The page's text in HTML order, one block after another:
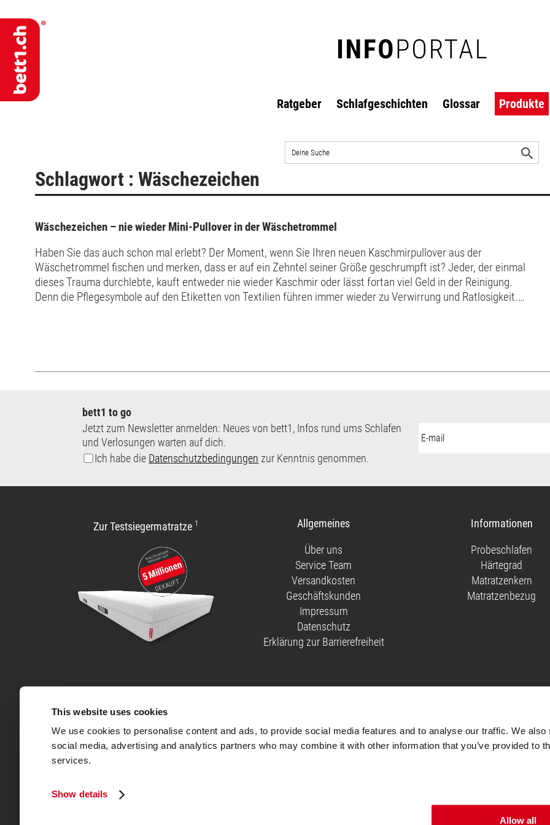
This website uses cookies
We use cookies to personalise content and ads, to provide social media features and to analyse our traffic. We
social media, advertising and analytics partners who may combine it with other information that you’ve provided to
services.
Show details
Allow all
Ratgeber Schlafgeschichten Glossar Produkte
der
Schlagwort : Wäschezeichen
Wäschezeichen – nie wieder Mini-Pullover in der Wäschetrommel
Haben Sie das auch schon mal erlebt? Der Moment, wenn Sie Ihren neuen Kaschmirpullover aus der
Wäschetrommel fischen und merken, dass er auf ein Zehntel seiner Größe geschrumpft ist? Jeder, der einmal
dieses Trauma durchlebte, kauft entweder nie wieder Kaschmir oder lässt fortan viel Geld in der Reinigung.
Denn die Pflegesymbole auf den Etiketten von Textilien führen immer wieder zu Verwirrung und Ratlosigkeit.
bett1 to go
Jetzt zum Newsletter anmelden: Neues von bett1, Infos rund ums Schlafen
und Verlosungen warten auf dich.
Ich habe die Datenschutzbedingungen zur Kenntnis genommen.
Mail-
Zur Testsiegermatratze 1 Allgemeines
Über uns
Service Team
Versandkosten
Geschäftskunden
Impressum
Datenschutz
Erklärung zur Barrierefreiheit
Informationen
Probeschlafen
Härtegrad
Matratzenkern
Matratzenbezug
Die BODYGUARD®Anti-Kartell-Matratze
Die BODYGUARD Boxspring Matratze wurde von Stiftung Warentest mit der Note 1,9 getestet (test 2/2024, 90x200 cm, mittelfest & fester).
Integrität von Shopbewertungen sicherzustellen.